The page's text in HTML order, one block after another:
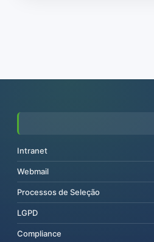
Intranet
Webmail
Processos de Seleção
LGPD
Compliance